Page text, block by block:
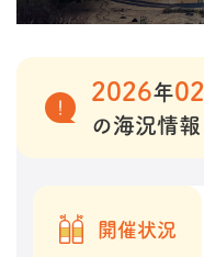
2026年02
の海況情報
開催状況